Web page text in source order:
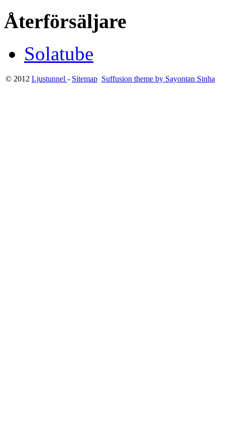
Återförsäljare
Solatube
© 2012 Ljustunnel - Sitemap Suffusion theme by Sayontan Sinha